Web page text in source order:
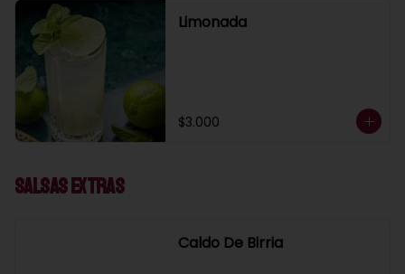
Limonada
$3.000
Salsas Extras
Caldo De Birria